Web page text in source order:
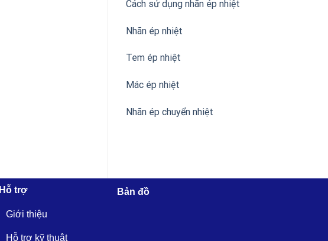
Cách sử dụng nhãn ép nhiệt
Nhãn ép nhiệt
Tem ép nhiệt
Mác ép nhiệt
Nhãn ép chuyển nhiệt
Hỗ trợ
Giới thiệu
Hỗ trợ kỹ thuật
Bản đồ